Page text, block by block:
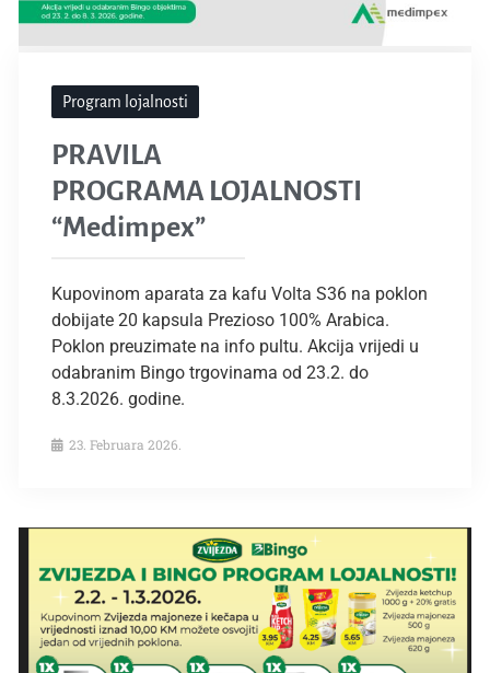
Program lojalnosti
PRAVILA
PROGRAMA LOJALNOSTI
“Medimpex”
Kupovinom aparata za kafu Volta S36 na poklon
dobijate 20 kapsula Prezioso 100% Arabica.
Poklon preuzimate na info pultu. Akcija vrijedi u
odabranim Bingo trgovinama od 23.2. do
8.3.2026. godine.
23. Februara 2026.